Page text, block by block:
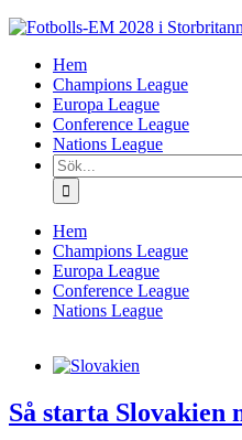
Fortsätt
innehållet
Hem
Champions League
Europa League
Conference League
Nations League
Sök
efter:
Hem
Champions League
Europa League
Conference League
Nations League
Så starta Slovakien